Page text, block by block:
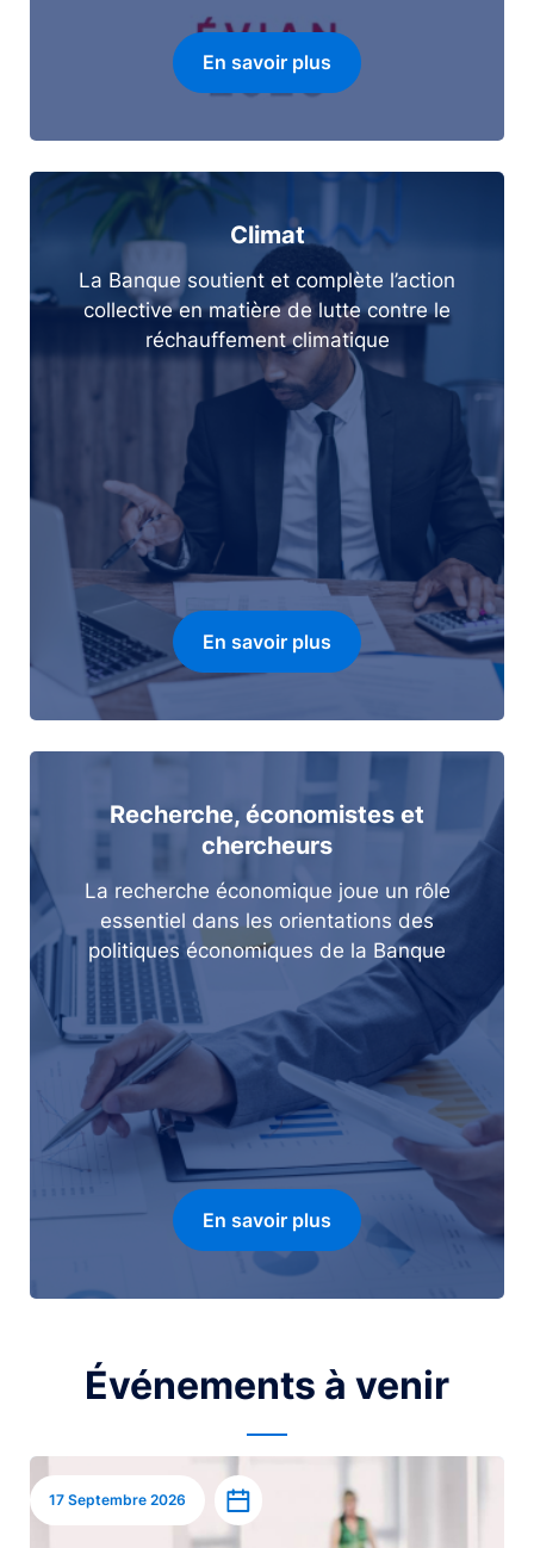
En savoir plus
Climat
La Banque soutient et complète l’action
collective en matière de lutte contre le
réchauffement climatique
En savoir plus
Recherche, économistes et
chercheurs
La recherche économique joue un rôle
essentiel dans les orientations des
politiques économiques de la Banque
En savoir plus
Événements à venir
Image
17 Septembre 2026 Ajouter à l’agenda